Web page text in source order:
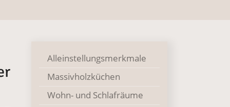
Alleinstellungsmerkmale
Massivholzküchen
Wohn- und Schlafräume